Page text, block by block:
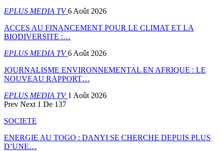
EPLUS MEDIA TV6 Août 2026
ACCES AU FINANCEMENT POUR LE CLIMAT ET LA
BIODIVERSITE :…
EPLUS MEDIA TV6 Août 2026
JOURNALISME ENVIRONNEMENTAL EN AFRIQUE : LE
NOUVEAU RAPPORT…
EPLUS MEDIA TV1 Août 2026
Prev Next 1 De 137
SOCIETE
ENERGIE AU TOGO : DANYI SE CHERCHE DEPUIS PLUS
D’UNE…